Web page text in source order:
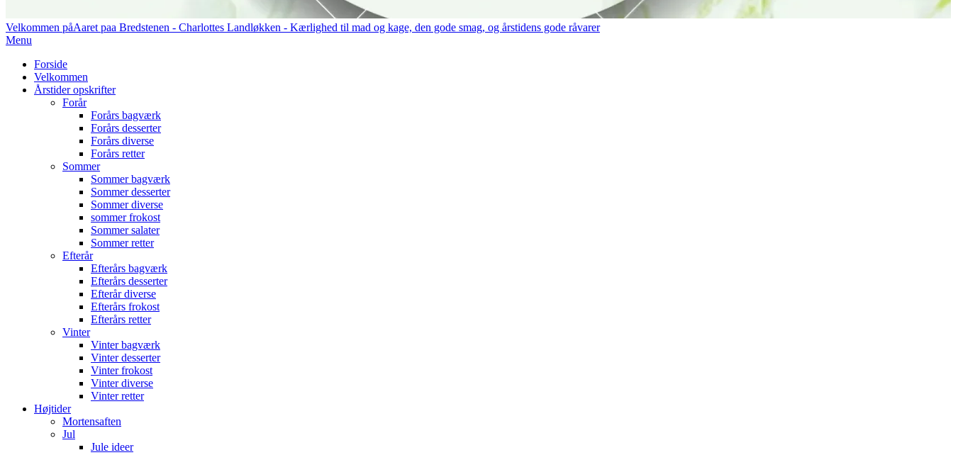
Velkommen påAaret paa Bredstenen - Charlottes Landløkken - Kærlighed til mad og kage, den gode smag, og årstidens gode råvarer
Primary
Menu
Menu
Forside
Velkommen
Årstider opskrifter
Forår
Forårs bagværk
Forårs desserter
Forårs diverse
Forårs retter
Sommer
Sommer bagværk
Sommer desserter
Sommer diverse
sommer frokost
Sommer salater
Sommer retter
Efterår
Efterårs bagværk
Efterårs desserter
Efterår diverse
Efterårs frokost
Efterårs retter
Vinter
Vinter bagværk
Vinter desserter
Vinter frokost
Vinter diverse
Vinter retter
Højtider
Mortensaften
Jul
Jule ideer